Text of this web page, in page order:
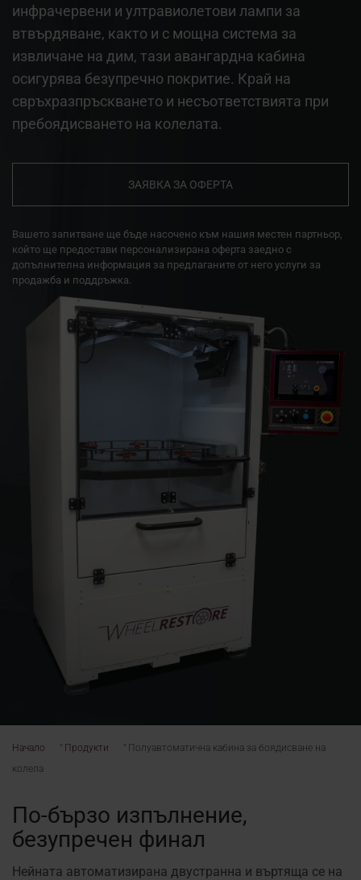
инфрачервени и ултравиолетови лампи за
втвърдяване, както и с мощна система за
извличане на дим, тази авангардна кабина
осигурява безупречно покритие. Край на
свръхразпръскването и несъответствията при
пребоядисването на колелата.
ЗАЯВКА ЗА ОФЕРТА
Вашето запитване ще бъде насочено към нашия местен партньор,
който ще предостави персонализирана оферта заедно с
допълнителна информация за предлаганите от него услуги за
продажба и поддръжка.
Начало " Продукти " Полуавтоматична кабина за боядисване на
колела
По-бързо изпълнение,
безупречен финал
Нейната автоматизирана двустранна и въртяща се на